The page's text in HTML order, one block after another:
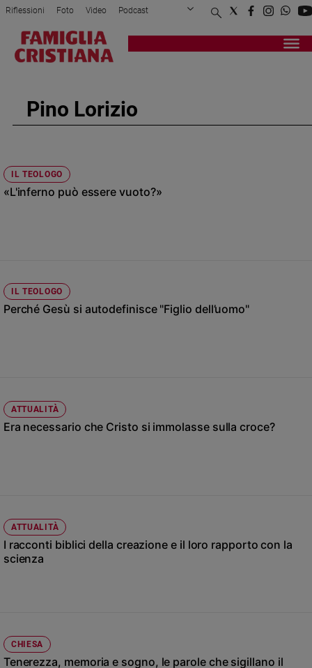
Attualità
Politica
Mondo
e
giustizia
Papa
Chiesa
Santi
Devozione
Santo
del
giorno
e
Creato
Riflessioni Foto Video Podcast
Privacy Policy Chi siamo
Registrati Redazione
Pino Lorizio
IL TEOLOGO
«L'inferno può essere vuoto?»
IL TEOLOGO
Perché Gesù si autodefinisce "Figlio dell’uomo"
ATTUALITÀ
Era necessario che Cristo si immolasse sulla croce?
ATTUALITÀ
I racconti biblici della creazione e il loro rapporto con la
scienza
CHIESA
Tenerezza, memoria e sogno, le parole che sigillano il